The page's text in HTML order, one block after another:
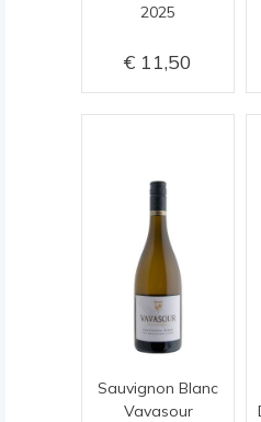
2025
11,50
Sauvignon Blanc
Vavasour